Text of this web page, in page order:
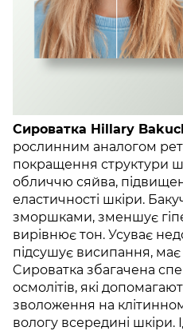
Сироватка Hillary
рослинним аналогом
покращення структури
обличчю сяйва,
еластичності шкіри.
зморшками, зменшує
вирівнює тон. Усуває
підсушує висипання, має
Cироватка збагачена
осмолітів, які
зволоження на
вологу всередині шкіри.